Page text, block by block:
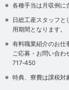
各種手当は月収例に
日総工産スタッフ
用期間となります。
有料職業紹介のお仕
ご応募・お問い合
717‐450
特典、寮費は課税対